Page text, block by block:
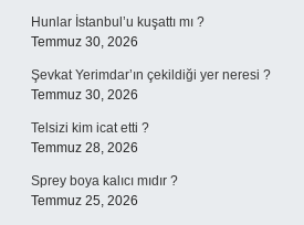
Hunlar İstanbul’u kuşattı mı ?
Temmuz 30, 2026
Şevkat Yerimdar’ın çekildiği yer neresi ?
Temmuz 30, 2026
Telsizi kim icat etti ?
Temmuz 28, 2026
Sprey boya kalıcı mıdır ?
Temmuz 25, 2026